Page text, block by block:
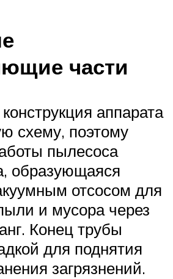
части
аппарата
схему, поэтому
пылесоса
образующаяся
отсосом для
и мусора через
Конец трубы
для поднятия
загрязнений.